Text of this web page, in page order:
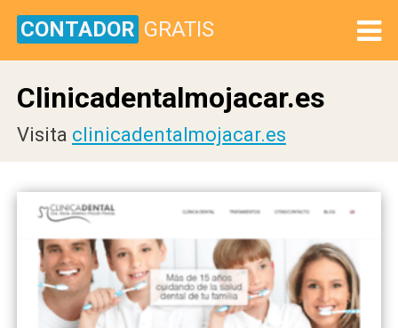
CONTADOR GRATIS
Clinicadentalmojacar.es
Visita clinicadentalmojacar.es